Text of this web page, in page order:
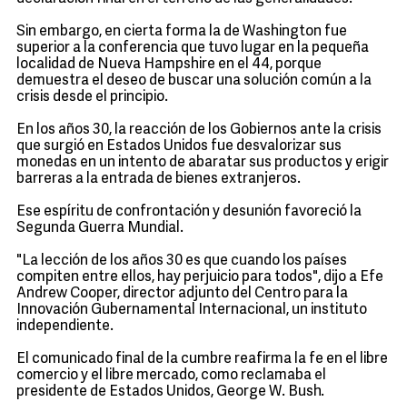
Sin embargo, en cierta forma la de Washington fue
superior a la conferencia que tuvo lugar en la pequeña
localidad de Nueva Hampshire en el 44, porque
demuestra el deseo de buscar una solución común a la
crisis desde el principio.
En los años 30, la reacción de los Gobiernos ante la crisis
que surgió en Estados Unidos fue desvalorizar sus
monedas en un intento de abaratar sus productos y erigir
barreras a la entrada de bienes extranjeros.
Ese espíritu de confrontación y desunión favoreció la
Segunda Guerra Mundial.
"La lección de los años 30 es que cuando los países
compiten entre ellos, hay perjuicio para todos", dijo a Efe
Andrew Cooper, director adjunto del Centro para la
Innovación Gubernamental Internacional, un instituto
independiente.
El comunicado final de la cumbre reafirma la fe en el libre
comercio y el libre mercado, como reclamaba el
presidente de Estados Unidos, George W. Bush.